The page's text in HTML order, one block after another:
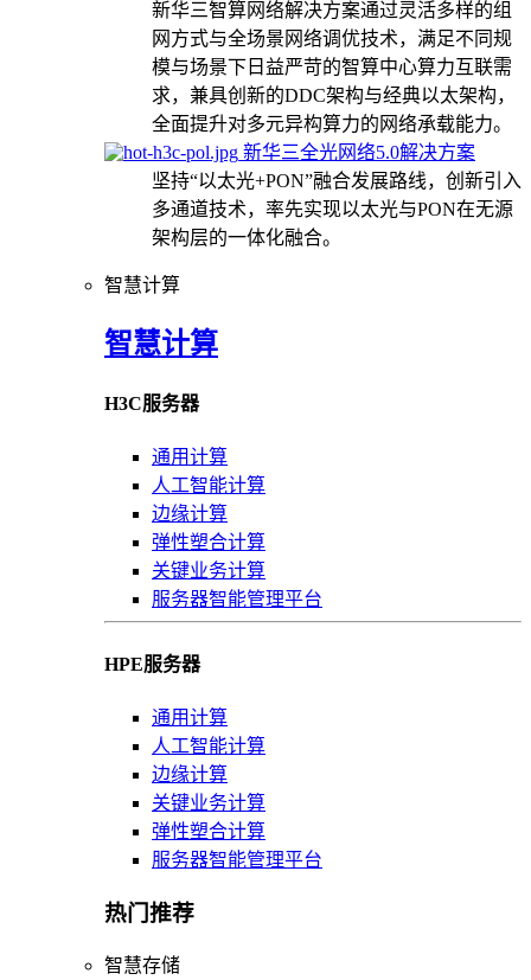
新华三智算网络解决方案通过灵活多样的组
网方式与全场景网络调优技术，满足不同规
模与场景下日益严苛的智算中心算力互联需
求，兼具创新的DDC架构与经典以太架构，
全面提升对多元异构算力的网络承载能力。
新华三全光网络5.0解决方案
坚持“以太光+PON”融合发展路线，创新引入
多通道技术，率先实现以太光与PON在无源
架构层的一体化融合。
智慧计算
智慧计算
H3C服务器
通用计算
人工智能计算
边缘计算
弹性塑合计算
关键业务计算
服务器智能管理平台
HPE服务器
通用计算
人工智能计算
边缘计算
关键业务计算
弹性塑合计算
服务器智能管理平台
热门推荐
智慧存储